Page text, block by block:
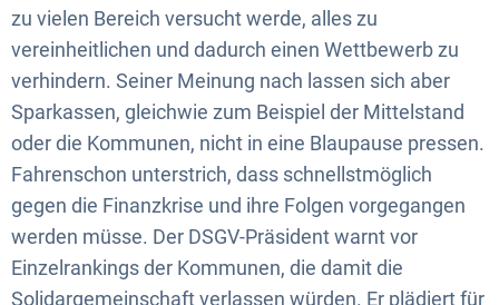
zu vielen Bereich versucht werde, alles zu
vereinheitlichen und dadurch einen Wettbewerb zu
verhindern. Seiner Meinung nach lassen sich aber
Sparkassen, gleichwie zum Beispiel der Mittelstand
oder die Kommunen, nicht in eine Blaupause pressen.
Fahrenschon unterstrich, dass schnellstmöglich
gegen die Finanzkrise und ihre Folgen vorgegangen
werden müsse. Der DSGV-Präsident warnt vor
Einzelrankings der Kommunen, die damit die
Solidargemeinschaft verlassen würden. Er plädiert für